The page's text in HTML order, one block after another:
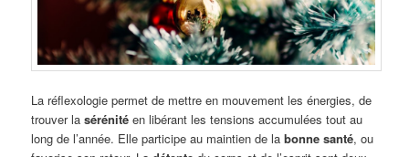
La réflexologie permet de mettre en mouvement les énergies, de
trouver lasérénité en libérant les tensions accumulées tout au
long de l’année. Elle participe au maintien de labonne santé, ou